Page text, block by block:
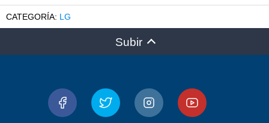
LG
Subir